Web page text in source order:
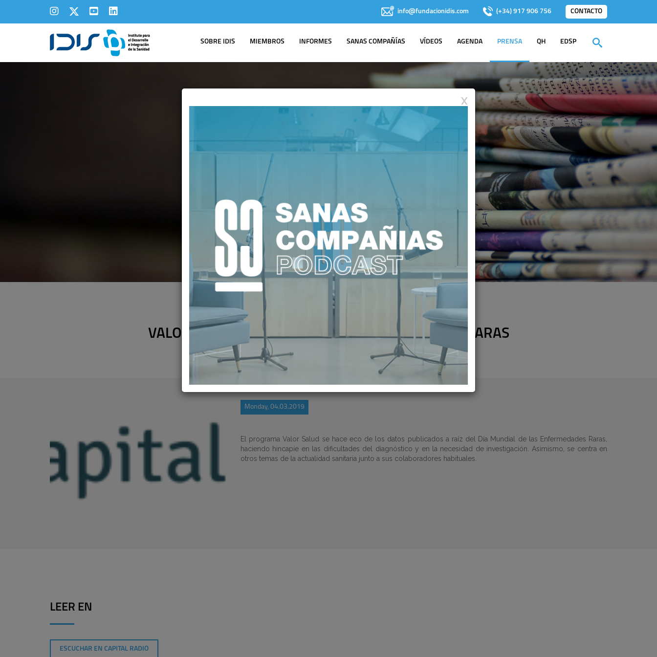
info@fundacionidis.com (+34) 917 906 756 CONTACTO
SOBRE IDIS MIEMBROS INFORMES SANAS COMPAÑÍAS VÍDEOS AGENDA PRENSA QH EDSP
IDIS EN LOS MEDIOS
VALOR SALUD SE ACERCA A LAS ENFERMEDADES RARAS
Monday, 04.03.2019
El programa Valor Salud se hace eco de los datos publicados a raíz del Día Mundial de las Enfermedades Raras,
haciendo hincapíe en las dificultades del diagnóstico y en la necesidad de investigación. Asimismo, se centra en
otros temas de la actualidad sanitaria junto a sus colaboradores habituales.
LEER EN
ESCUCHAR EN CAPITAL RADIO
X